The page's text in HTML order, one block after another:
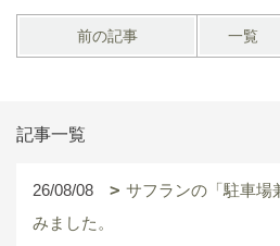
前の記事 一覧
記事一覧
26/08/08
サフランの「駐車場
みました。